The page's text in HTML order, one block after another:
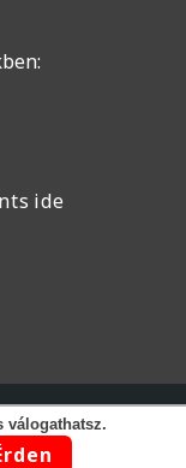
válogathatsz.
ide
oldal